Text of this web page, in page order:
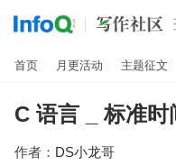
首页 月更活动 主题征文
C 语言 _ 标准
作者： DS小龙哥